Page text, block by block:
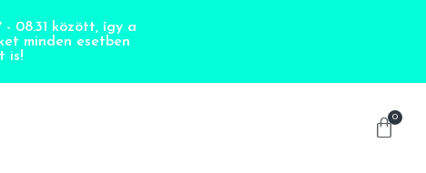
08.31 között, így a
minden esetben
is!
0